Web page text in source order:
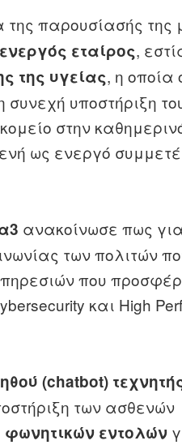
της παρουσίασής της
εταίρος,
της υγείας, η οποία
συνεχή υποστήριξη
στην
ως ενεργό
ανακοίνωσε πως
των πολιτών
που
και High
(chatbot)
των ασθενών
εντολών